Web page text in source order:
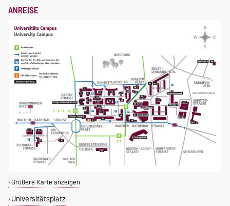
ANREISE
Größere Karte anzeigen
Universitätsplatz